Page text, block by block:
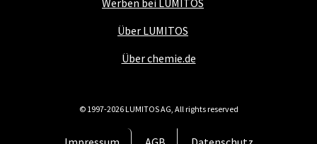
Über LUMITOS
Über chemie.de
© 1997-2026 LUMITOS AG, All rights reserved